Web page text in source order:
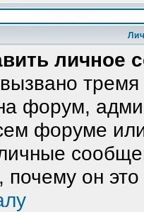
личное
форум,
форуме
почему он